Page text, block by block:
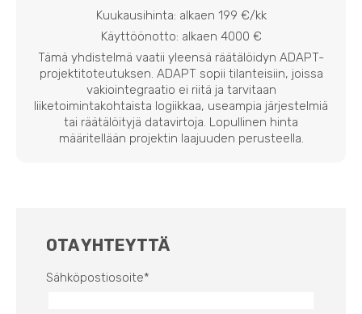
Kuukausihinta: alkaen 199 €/kk
Käyttöönotto: alkaen 4000 €
Tämä yhdistelmä vaatii yleensä räätälöidyn ADAPT-
projektitoteutuksen. ADAPT sopii tilanteisiin, joissa
vakiointegraatio ei riitä ja tarvitaan
liiketoimintakohtaista logiikkaa, useampia järjestelmiä
tai räätälöityjä datavirtoja. Lopullinen hinta
määritellään projektin laajuuden perusteella.
OTA YHTEYTTÄ
Sähköpostiosoite*